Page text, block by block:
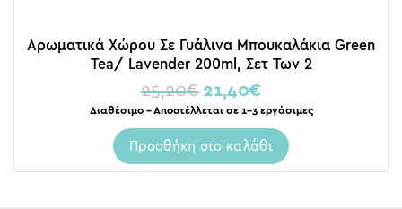
Αρωματικά Χώρου Σε Γυάλινα Μπουκαλάκια Green
Tea/ Lavender 200ml, Σετ Των 2
25,20€ 21,40€
Διαθέσιμο – Αποστέλλεται σε 1-3 εργάσιμες
Προσθήκη στο καλάθι